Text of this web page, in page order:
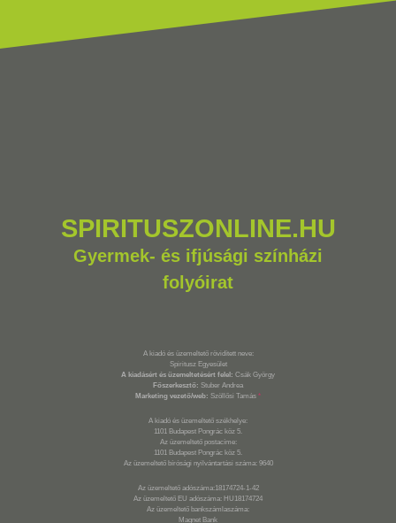
SPIRITUSZONLINE.HU
Gyermek- és ifjúsági színházi
folyóirat
A kiadó és üzemeltető rövidített neve:
Spiritusz Egyesület
A kiadásért és üzemeltetésért felel: Csák György
Főszerkesztő: Stuber Andrea
Marketing vezető/web: Szöllősi Tamás *
A kiadó és üzemeltető székhelye:
1101 Budapest Pongrác köz 5.
Az üzemeltető postacíme:
1101 Budapest Pongrác köz 5.
Az üzemeltető bírósági nyilvántartási száma: 9640
Az üzemeltető adószáma:18174724-1-42
Az üzemeltető EU adószáma: HU18174724
Az üzemeltető bankszámlaszáma:
Magnet Bank